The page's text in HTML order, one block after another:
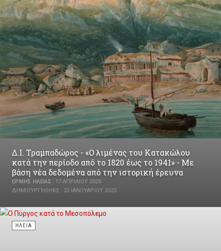
Δ.Ι. Τραμπαδώρος - «Ο λιμένας του Κατακώλου
κατά την περίοδο από το 1820 έως το 1941» - Με
βάση νέα δεδομένα από την ιστορική έρευνα
ΕΡΜΉΣ ΗΛΕΊΑΣ
17 ΑΠΡΙΛΊΟΥ 2025
ΔΗΜΙΟΥΡΓΉΘΗΚΕ : 22 ΙΑΝΟΥΑΡΊΟΥ 2023
ΗΛΕΊΑ